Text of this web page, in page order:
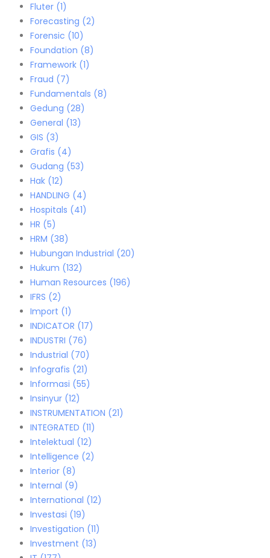
Fluter (1)
Forecasting (2)
Forensic (10)
Foundation (8)
Framework (1)
Fraud (7)
Fundamentals (8)
Gedung (28)
General (13)
GIS (3)
Grafis (4)
Gudang (53)
Hak (12)
HANDLING (4)
Hospitals (41)
HR (5)
HRM (38)
Hubungan Industrial (20)
Hukum (132)
Human Resources (196)
IFRS (2)
Import (1)
INDICATOR (17)
INDUSTRI (76)
Industrial (70)
Infografis (21)
Informasi (55)
Insinyur (12)
INSTRUMENTATION (21)
INTEGRATED (11)
Intelektual (12)
Intelligence (2)
Interior (8)
Internal (9)
International (12)
Investasi (19)
Investigation (11)
Investment (13)